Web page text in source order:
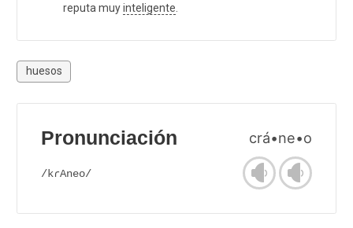
reputa muyinteligente
huesos
Pronunciación crá•ne•o
/kɾAneo/